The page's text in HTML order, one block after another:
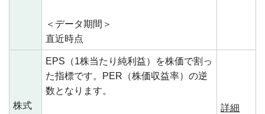
＜データ期間＞
直近時点
株式
EPS（1株当たり純利益）を株価で割っ
た指標です。PER（株価収益率）の逆
数となります。
詳細